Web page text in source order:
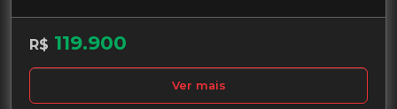
R$ 119.900
Ver mais